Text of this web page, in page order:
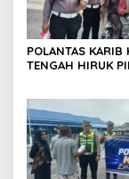
POLANTAS KARIB
TENGAH HIRUK
SEMANGAT
NASIONALISME
POLICING
RI